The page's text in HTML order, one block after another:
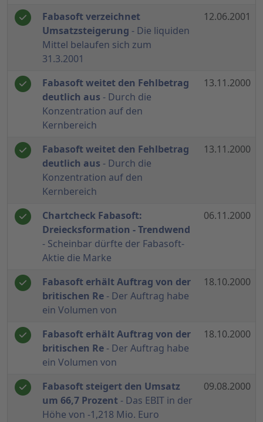
Fabasoft verzeichnet
Umsatzsteigerung - Die liquiden
Mittel belaufen sich zum
31.3.2001
12.06.2001
Fabasoft weitet den Fehlbetrag
deutlich aus - Durch die
Konzentration auf den
Kernbereich
13.11.2000
Fabasoft weitet den Fehlbetrag
deutlich aus - Durch die
Konzentration auf den
Kernbereich
13.11.2000
Chartcheck Fabasoft:
Dreiecksformation - Trendwend
- Scheinbar dürfte der Fabasoft-
Aktie die Marke
06.11.2000
Fabasoft erhält Auftrag von der
britischen Re - Der Auftrag habe
ein Volumen von
18.10.2000
Fabasoft erhält Auftrag von der
britischen Re- Der Auftrag habe
ein Volumen von
18.10.2000
Fabasoft steigert den Umsatz
um 66,7 Prozent - Das EBIT in der
Höhe von -1,218 Mio. Euro
09.08.2000